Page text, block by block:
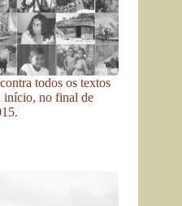
todos os textos
início, no final de